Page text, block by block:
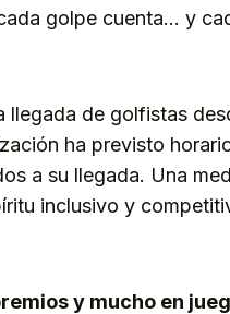
golpe cuenta… y
llegada de golfistas
ha previsto
a su llegada. Una
inclusivo y
y mucho en